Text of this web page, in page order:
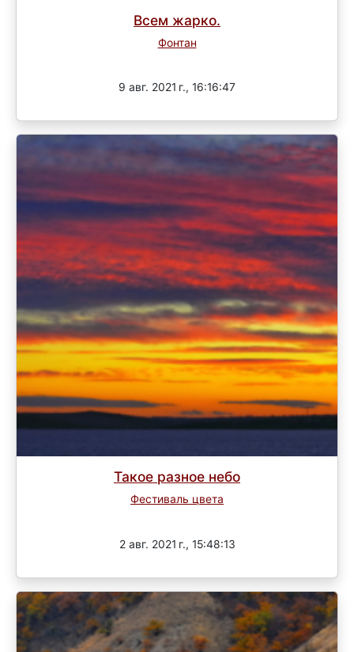
Всем жарко.
Фонтан
9 авг. 2021 г., 16:16:47
Такое разное небо
Фестиваль цвета
2 авг. 2021 г., 15:48:13